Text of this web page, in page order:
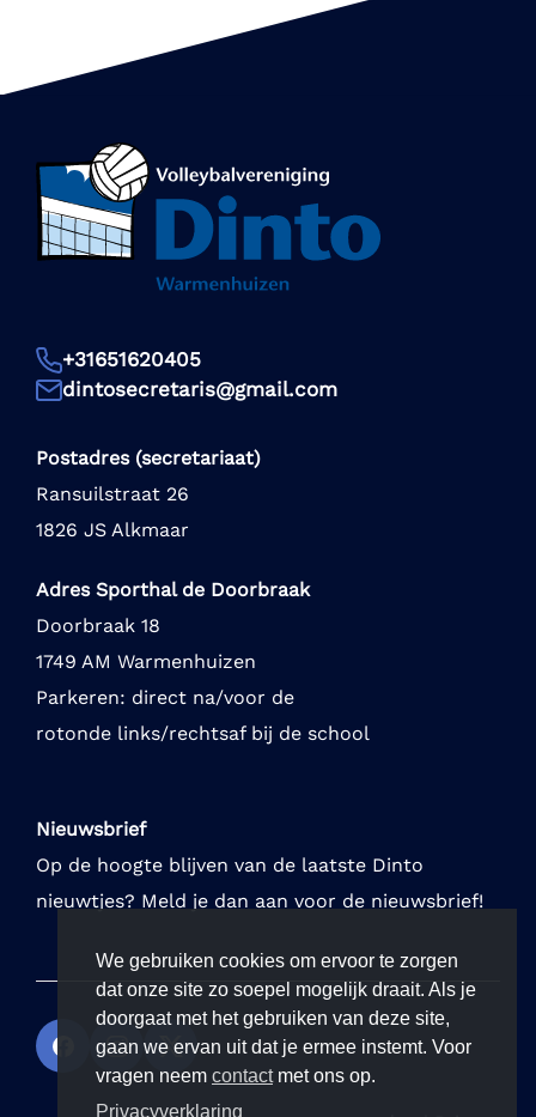
+31651620405
dintosecretaris@gmail.com
Postadres (secretariaat)
Ransuilstraat 26
1826 JS Alkmaar
Adres Sporthal de Doorbraak
Doorbraak 18
1749 AM Warmenhuizen
Parkeren: direct na/voor de
rotonde links/rechtsaf bij de school
Nieuwsbrief
Op de hoogte blijven van de laatste Dinto
nieuwtjes? Meld je dan aan voor de nieuwsbrief!
We gebruiken cookies om ervoor te zorgen
dat onze site zo soepel mogelijk draait. Als je
doorgaat met het gebruiken van deze site,
gaan we ervan uit dat je ermee instemt. Voor
vragen neem contactmet ons op.
Privacyverklaring